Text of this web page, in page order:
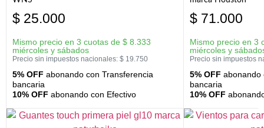
$ 25.000
Mismo precio en 3 cuotas de $ 8.333
miércoles y sábados
Precio sin impuestos nacionales: $ 19.750
5% OFF abonando con Transferencia
bancaria
10% OFF abonando con Efectivo
$ 71.000
Mismo precio en 3
miércoles y
Precio sin impuestos
5% OFF abonando
bancaria
10% OFF